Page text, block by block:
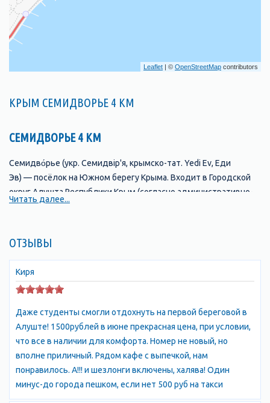
Leaflet | © OpenStreetMap contributors
КРЫМ СЕМИДВОРЬЕ 4 КМ
СЕМИДВОРЬЕ 4 КМ
Семидво́рье (укр. Семидвір'я, крымско-тат. Yedi Ev, Еди
Эв) — посёлок на Южном берегу Крыма. Входит в Городской
округ Алушта Республики Крым (согласно административно-
территориальному делению Украины — в
Ιωάννου "Св. Иоанна", укр. Аян, крымско-тат. Ayan, Аян)
—упразднённое село
районе Республики Крым, располагавшееся на юго-востоке
района, на территории нынешнего Добровского сельсовета.
Село находилось у северного подножия Чатыр-Дага, в
ущелье, недалеко от одноимённого источника —
начала Салгира. Но сейчас так назван кусочек земли на Южном
берегу Крыма, расположенный у моря, всего в 4 км от Алушты
Читать далее...
ОТЗЫВЫ
Киря
Даже студенты смогли отдохнуть на первой береговой в
Алуште! 1500рублей в июне прекрасная цена, при условии,
что все в наличии для комфорта. Номер не новый, но
вполне приличный. Рядом кафе с выпечкой, нам
понравилось. А!!! и шезлонги включены, халява! Один
минус-до города пешком, если нет 500 руб на такси